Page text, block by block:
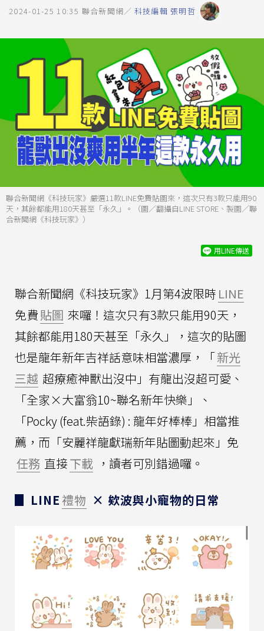
2024-01-25 10:35 聯合新聞網／ 科技編輯 張明哲
聯合新聞網《科技玩家》嚴選11款LINE免費貼圖來，這次只有3款只能用90
天，其餘都能用180天甚至「永久」。（圖／翻攝自LINE STORE、製圖／聯
合新聞網《科技玩家》）
用LINE傳送
聯合新聞網《科技玩家》1月第4波限時 LINE
免費貼圖 來囉！這次只有3款只能用90天，
其餘都能用180天甚至「永久」，這次的貼圖
也是龍年新年吉祥話意味相當濃厚，「新光
三越 超療癒神獸出沒中」有龍出沒超可愛、
「全家×大富翁10~聯名新年快樂」、
「Pocky (feat.柴語錄) : 龍年好棒棒」相當推
薦，而「安麗祥龍獻瑞新年貼圖動起來」免
任務 直接下載 ，讀者可別錯過囉。
▊ LINE 禮物 × 欸波與小寵物的日常